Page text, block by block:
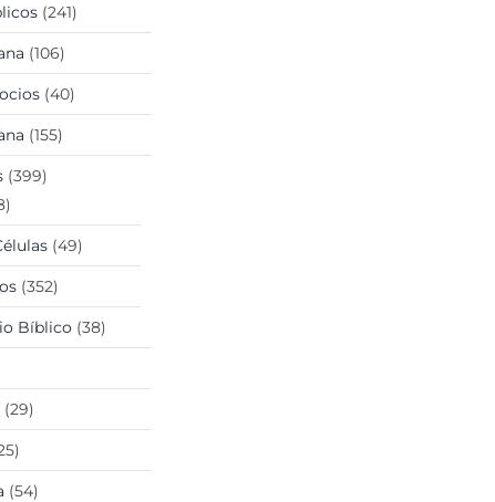
(241)
(106)
(40)
(155)
(399)
(49)
(352)
Bíblico (38)
(29)
(54)